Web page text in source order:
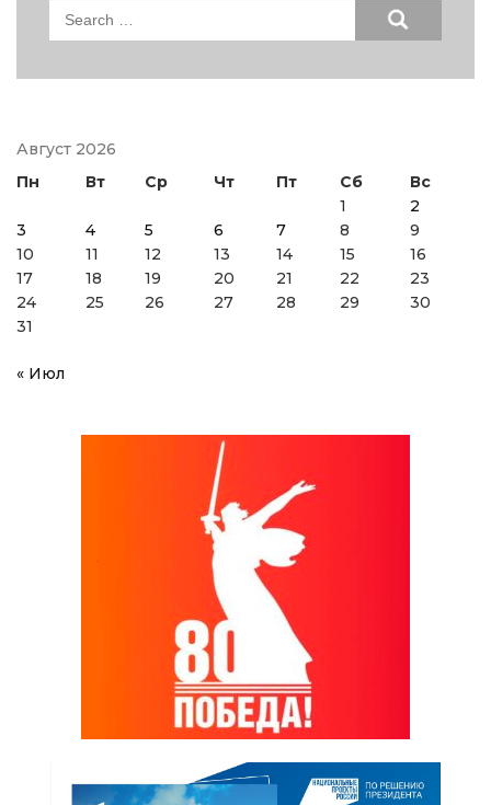
Search
Август 2026
Пн
Вт Ср Чт Пт Сб
Вс
1
2
3
4 5 6 7 8
9
10
11 12 13 14 15
16
17
18 19 20 21 22
23
24
25 26 27 28 29
30
31
« Июл